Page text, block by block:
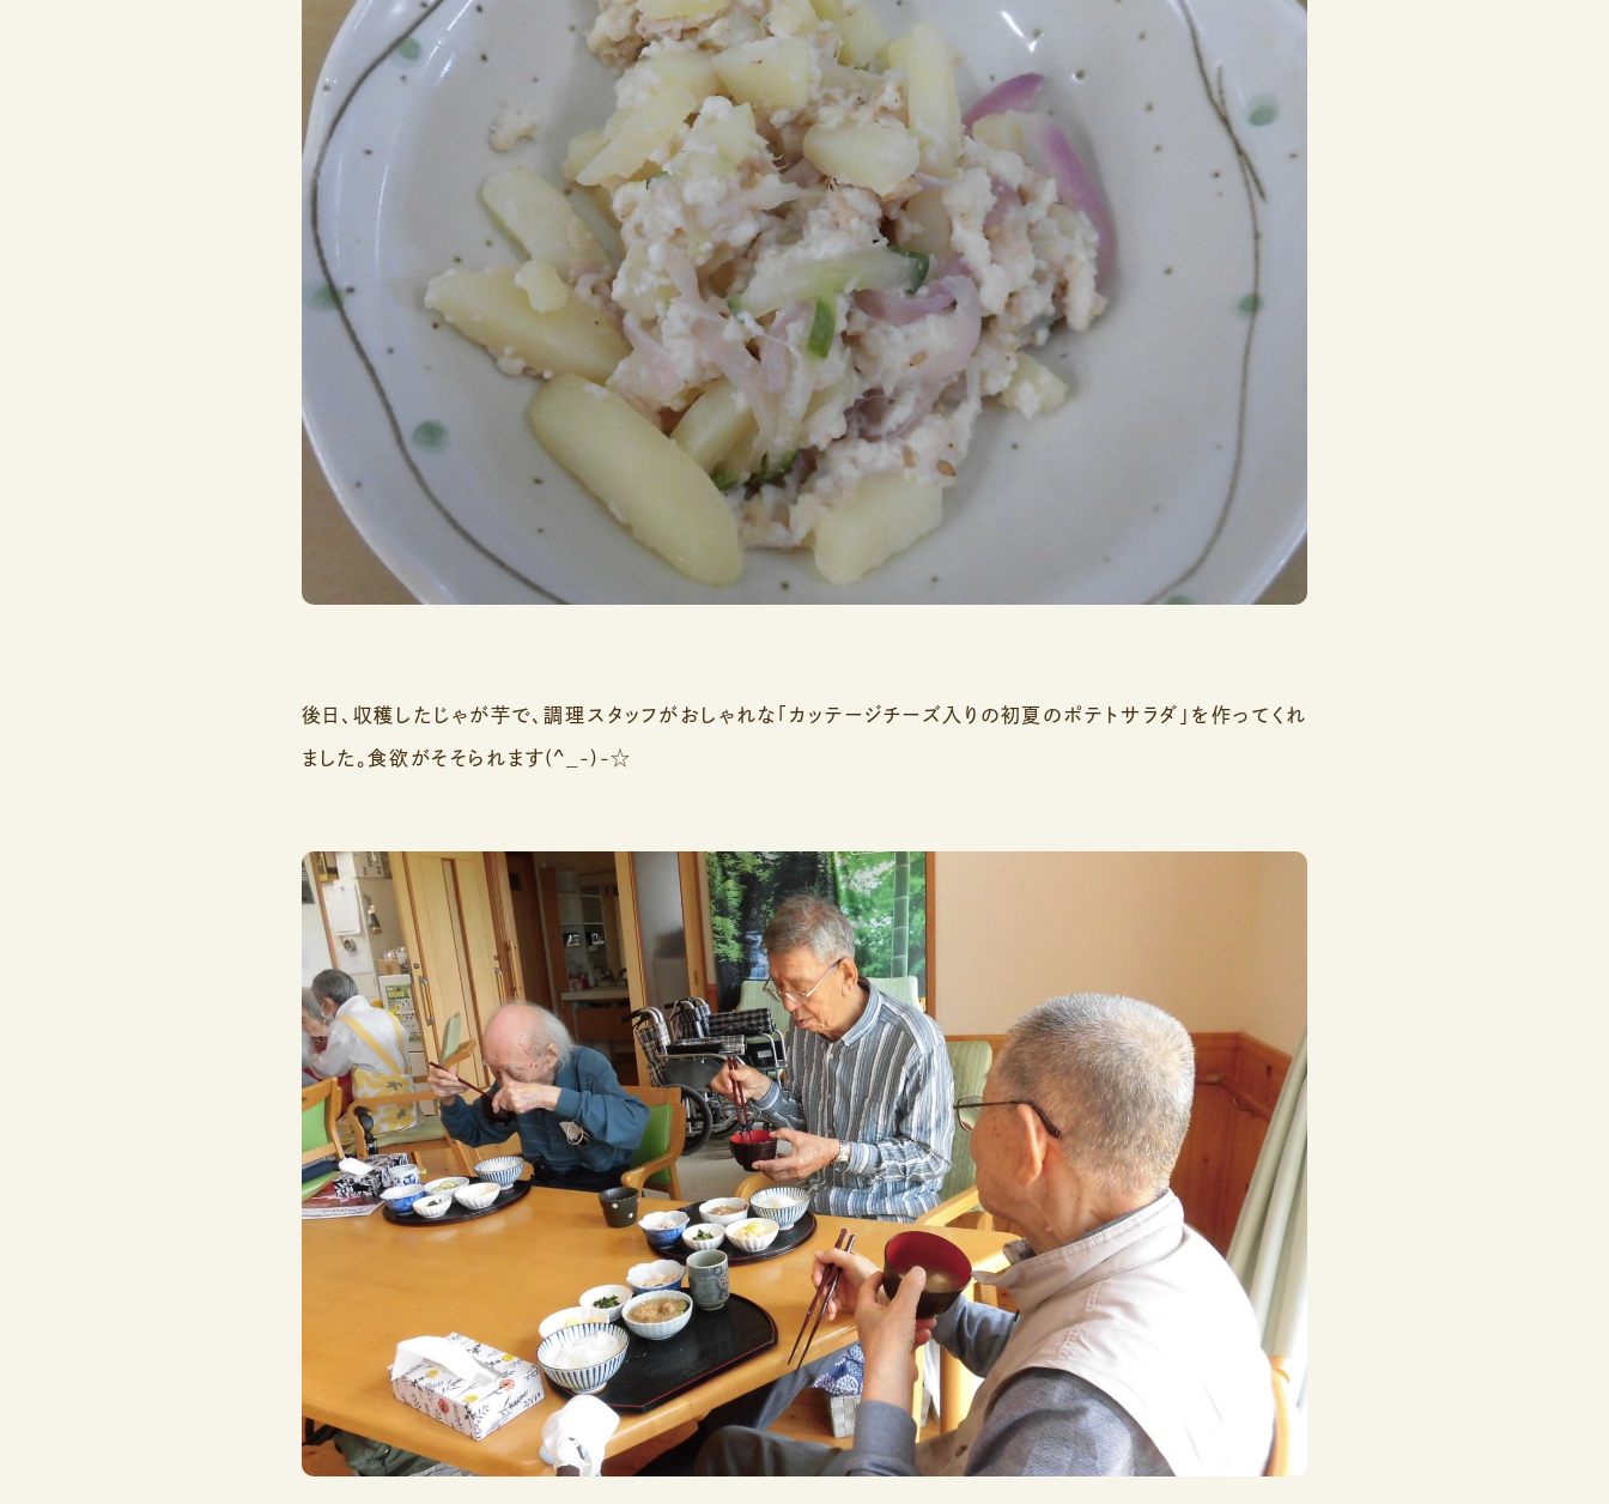
後日、収穫したじゃが芋で、調理スタッフがおしゃれな「カッテージチーズ入りの初夏のポテトサラダ」を作ってくれ
ました。食欲がそそられます(^_-)-☆